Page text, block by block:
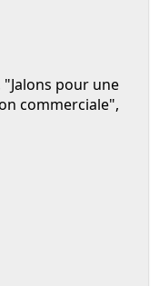
pour une
commerciale",